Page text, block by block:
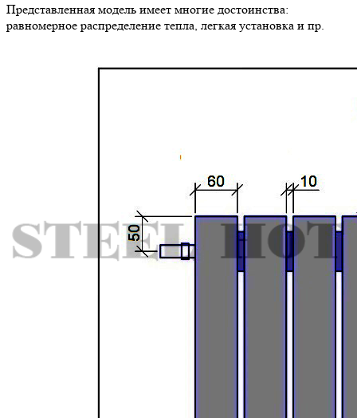
Представленная модель имеет многие достоинства:
равномерное распределение тепла, легкая установка и пр.